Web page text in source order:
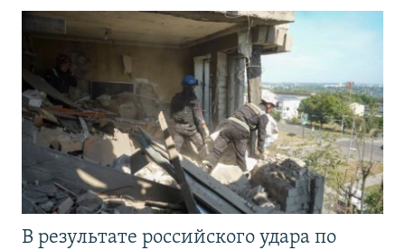
В результате российского удара по